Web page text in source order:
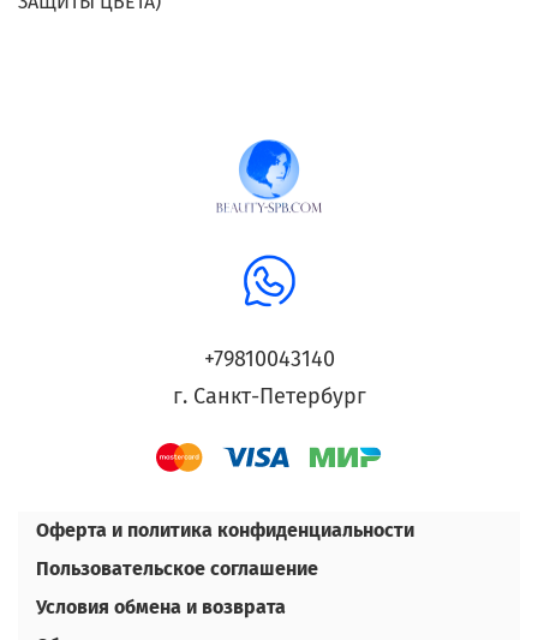
+79810043140
г. Санкт-Петербург
Оферта и политика конфиденциальности
Пользовательское соглашение
Условия обмена и возврата